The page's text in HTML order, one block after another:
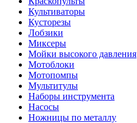
Культиваторы
Кусторезы
Лобзики
Миксеры
Мойки высокого давления
Мотоблоки
Мотопомпы
Мультитулы
Наборы инструмента
Насосы
Ножницы по металлу